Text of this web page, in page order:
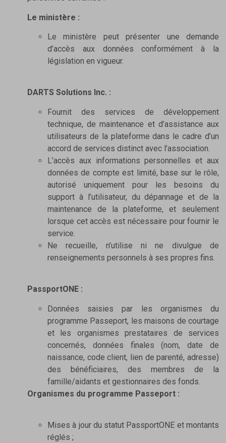
Le ministère :
Le ministère peut présenter une demande
d’accès aux données conformément à la
législation en vigueur.
DARTS Solutions Inc. :
Fournit des services de développement
technique, de maintenance et d’assistance aux
utilisateurs de la plateforme dans le cadre d’un
accord de services distinct avec l’association.
L’accès aux informations personnelles et aux
données de compte est limité, base sur le rôle,
autorisé uniquement pour les besoins du
support à l’utilisateur, du dépannage et de la
maintenance de la plateforme, et seulement
lorsque cet accès est nécessaire pour fournir le
service.
Ne recueille, n’utilise ni ne divulgue de
renseignements personnels à ses propres fins.
PassportONE :
Données saisies par les organismes du
programme Passeport, les maisons de courtage
et les organismes prestataires de services
concernés, données finales (nom, date de
naissance, code client, lien de parenté, adresse)
des bénéficiaires, des membres de la
famille/aidants et gestionnaires des fonds.
Organismes du programme Passeport :
Mises à jour du statut PassportONE et montants
réglés ;